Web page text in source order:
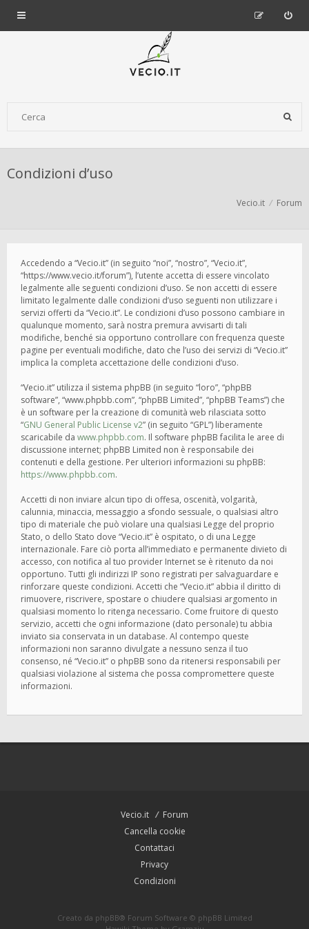
Condizioni d’uso
Vecio.it Forum
Accedendo a “Vecio.it” (in seguito “noi”, “nostro”, “Vecio.it”,
“https://www.vecio.it/forum”), l’utente accetta di essere vincolato
legalmente alle seguenti condizioni d’uso. Se non accetti di essere
limitato legalmente dalle condizioni d’uso seguenti non utilizzare i
servizi offerti da “Vecio.it”. Le condizioni d’uso possono cambiare in
qualunque momento, sarà nostra premura avvisarti di tali
modifiche, benché sia opportuno controllare con frequenza queste
pagine per eventuali modifiche, dato che l’uso dei servizi di “Vecio.it”
implica la completa accettazione delle condizioni d’uso.
“Vecio.it” utilizza il sistema phpBB (in seguito “loro”, “phpBB
software”, “www.phpbb.com”, “phpBB Limited”, “phpBB Teams”) che
è un software per la creazione di comunità web rilasciata sotto
“GNU General Public License v2” (in seguito “GPL”) liberamente
scaricabile da www.phpbb.com. Il software phpBB facilita le aree di
discussione internet; phpBB Limited non è responsabile dei
contenuti e della gestione. Per ulteriori informazioni su phpBB:
https://www.phpbb.com.
Accetti di non inviare alcun tipo di offesa, oscenità, volgarità,
calunnia, minaccia, messaggio a sfondo sessuale, o qualsiasi altro
tipo di materiale che può violare una qualsiasi Legge del proprio
Stato, o dello Stato dove “Vecio.it” è ospitato, o di una Legge
internazionale. Fare ciò porta all’immediato e permanente divieto di
accesso, con notifica al tuo provider Internet se è ritenuto da noi
opportuno. Tutti gli indirizzi IP sono registrati per salvaguardare e
rinforzare queste condizioni. Accetti che “Vecio.it” abbia il diritto di
rimuovere, riscrivere, spostare o chiudere qualsiasi argomento in
qualsiasi momento lo ritenga necessario. Come fruitore di questo
servizio, accetti che ogni informazione (dato personale) tu abbia
inviato sia conservata in un database. Al contempo queste
informazioni non saranno divulgate a nessuno senza il tuo
consenso, né “Vecio.it” o phpBB sono da ritenersi responsabili per
qualsiasi violazione al sistema che possa compromettere queste
informazioni.
Vecio.it
Forum
Cancella cookie
Contattaci
Privacy
Condizioni
Creato da phpBB® Forum Software © phpBB Limited